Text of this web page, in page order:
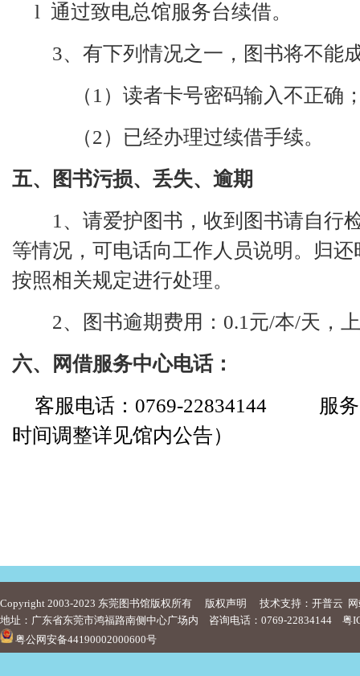
l 通过致电总馆服务台续借。
3、有下列情况之一，图书将不能
（ 1）读者卡号密码输入不正确
（2）已经办理过续借手续。
五、图书污损、丢失、逾期
1、请爱护图书，收到图书请自行
等情况，可电话向工作人员说明。归
按照相关规定进行处理。
2、
图书逾期费用： 0.1 元/本/天，
六、网借服务中心电话：
客服电话： 0769-22834144
服
时间调整详见馆内公告）
Copyright 2003-2023 东莞图书馆版权所有 版权声明 技术支持：开普云
地址：广东省东莞市鸿福路南侧中心广场内 咨询电话：0769-22834144 粤
粤公网安备44190002000600号